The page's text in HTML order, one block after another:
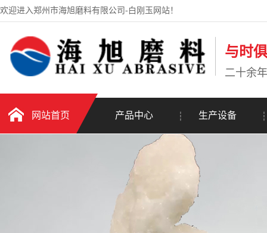
欢迎进入郑州市海旭磨料有限公司-白刚玉网站！
与时
二十余
网站首页 产品中心 生产设备